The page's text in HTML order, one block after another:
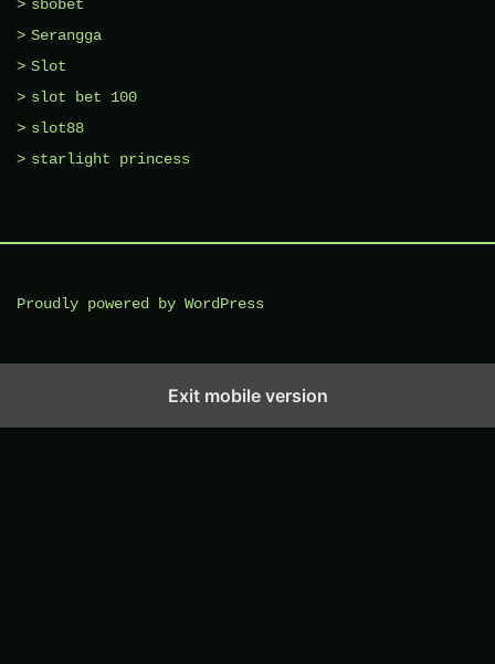
sbobet
Serangga
Slot
slot bet 100
slot88
starlight princess
Proudly powered by WordPress
Exit mobile version